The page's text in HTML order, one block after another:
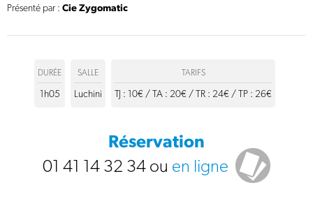
Présenté par : Cie Zygomatic
DURÉE
1h05
SALLE
Luchini
TARIFS
TJ : 10€ / TA : 20€ / TR : 24€ / TP : 26€
Réservation
01 41 14 32 34 ou en ligne